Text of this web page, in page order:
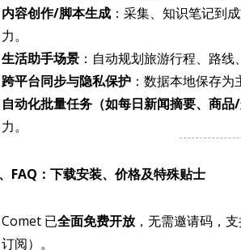
内容创作/脚本生成：采集、知识笔记到
力。
生活助手场景：自动规划旅游行程、路线
跨平台同步与隐私保护：数据本地保存为
自动化批量任务（如每日新闻摘要、商品/
力。
FAQ：下载安装、价格及特殊贴士
Comet 已全面免费开放，无需邀请码，
订阅）。